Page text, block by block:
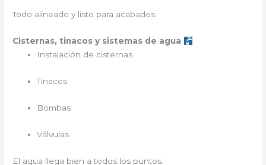
Todo alineado y listo para acabados.
Cisternas, tinacos y sistemas de agua
Instalación de cisternas
Tinacos
Bombas
Válvulas
El agua llega bien a todos los puntos.